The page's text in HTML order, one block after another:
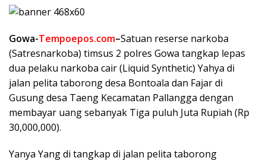
Gowa-Tempoepos.com–Satuan reserse narkoba
(Satresnarkoba) timsus 2 polres Gowa tangkap lepas
dua pelaku narkoba cair (Liquid Synthetic) Yahya di
jalan pelita taborong desa Bontoala dan Fajar di
Gusung desa Taeng Kecamatan Pallangga dengan
membayar uang sebanyak Tiga puluh Juta Rupiah (Rp
30,000,000).
Yanya Yang di tangkap di jalan pelita taborong